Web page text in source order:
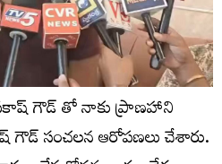
గౌడ్ తో నాకు ప్రాణహాని
గౌడ్ సంచలన ఆరోపణలు చేశారు.